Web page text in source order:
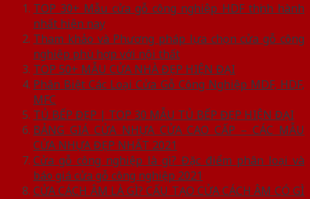
TOP 30+ Mẫu cửa gỗ công nghiệp HDF thịnh hành
nhất hiện nay
Tham khảo và Phương pháp lựa chọn cửa gỗ công
nghiệp phù hợp với nội thất
TOP 50+ MẪU CỬA NHÀ ĐẸP HIỆN ĐẠI
Phân Biệt Các Loại Cửa Gỗ Công Nghiệp MDF, HDF,
MFC
TỦ BẾP ĐẸP | TOP 30 MẪU TỦ BẾP ĐẸP HIỆN ĐẠI
BẢNG GIÁ CỬA NHỰA CỬA CAO CẤP – CÁC MẪU
CỬA NHỰA ĐẸP NHẤT 2021
Cửa gỗ công nghiệp là gì? Đặc điểm phân loại và
báo giá cửa gỗ công nghiệp 2021
CỬA CÁCH ÂM LÀ GÌ? CẤU TẠO CỬA CÁCH ÂM CÓ GÌ